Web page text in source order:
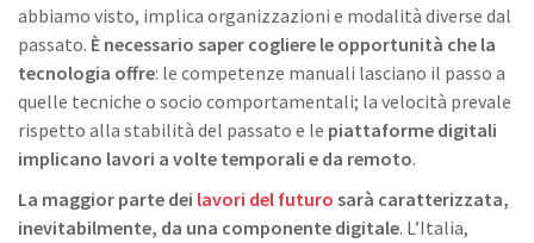
abbiamo visto, implica organizzazioni e modalità diverse dal
passato. È necessario saper cogliere le opportunità che la
tecnologia offre: le competenze manuali lasciano il passo a
quelle tecniche o socio comportamentali; la velocità prevale
rispetto alla stabilità del passato e le piattaforme digitali
implicano lavori a volte temporali e da remoto.
La maggior parte dei lavori del futuro sarà caratterizzata,
inevitabilmente, da una componente digitale. L’Italia,